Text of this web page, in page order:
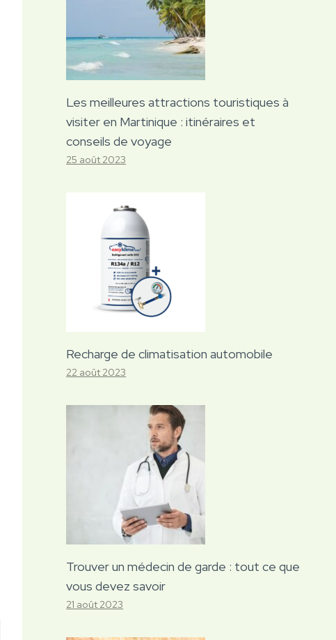
Les meilleures attractions touristiques à
visiter en Martinique : itinéraires et
conseils de voyage
25 août 2023
Recharge de climatisation automobile
22 août 2023
Trouver un médecin de garde : tout ce que
vous devez savoir
21 août 2023